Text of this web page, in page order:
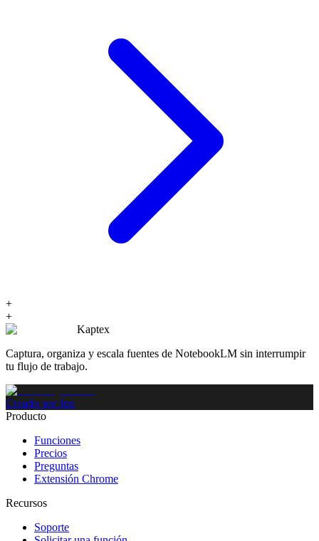
+
+
Kaptex
Captura, organiza y escala fuentes de NotebookLM sin interrumpir
tu flujo de trabajo.
Creado por Jon
Producto
Funciones
Precios
Preguntas
Extensión Chrome
Recursos
Soporte